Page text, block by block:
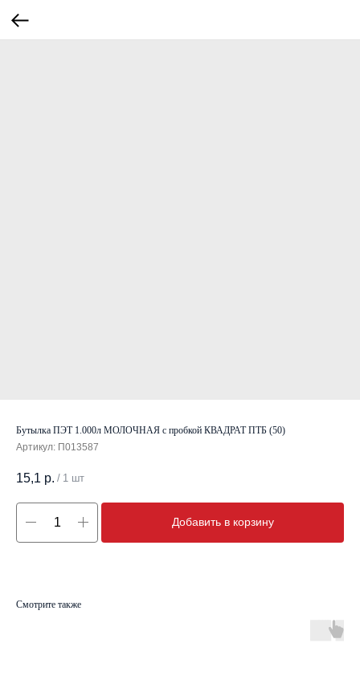
Бутылка ПЭТ 1.000л МОЛОЧНАЯ с пробкой КВАДРАТ ПТБ (50)
Артикул: П013587
15,1 р. / 1 шт
Добавить в корзину
Смотрите также